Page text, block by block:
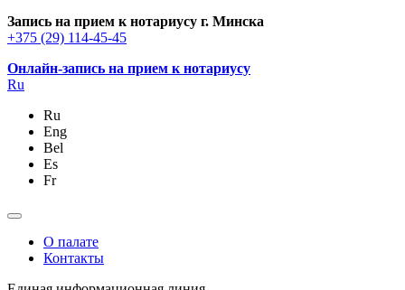
Запись на прием к нотариусу г. Минска
+375 (29) 114-45-45
Онлайн-запись на прием к нотариусу
Ru
Ru
Eng
Bel
Es
Fr
О палате
Контакты